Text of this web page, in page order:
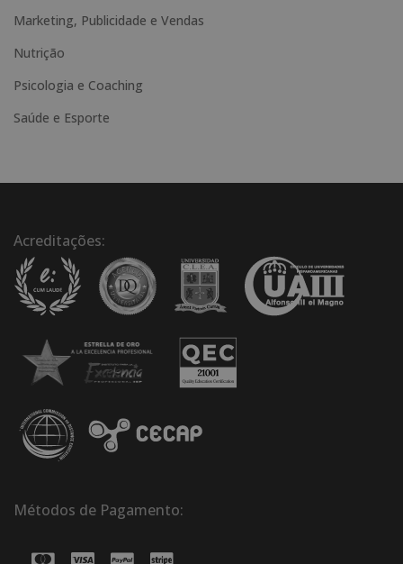
e
Marketing, Publicidade e Vendas
Nutrição
Psicologia e Coaching
Saúde e Esporte
Acreditações:
Métodos de Pagamento: